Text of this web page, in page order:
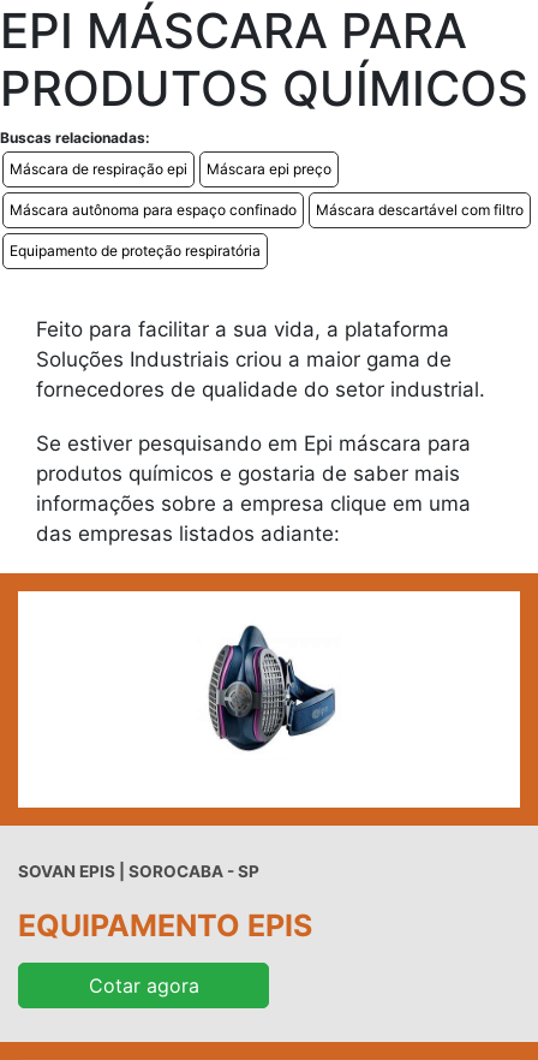
EPI MÁSCARA PARA
PRODUTOS QUÍMICOS
Buscas relacionadas:
Máscara de respiração epi
Máscara epi preço
Máscara autônoma para espaço confinado Máscara descartável com filtro
Equipamento de proteção respiratória
Feito para facilitar a sua vida, a plataforma
Soluções Industriais criou a maior gama de
fornecedores de qualidade do setor industrial.
Se estiver pesquisando em Epi máscara para
produtos químicos e gostaria de saber mais
informações sobre a empresa clique em uma
das empresas listados adiante:
SOVAN EPIS | SOROCABA - SP
EQUIPAMENTO EPIS
Cotar agora